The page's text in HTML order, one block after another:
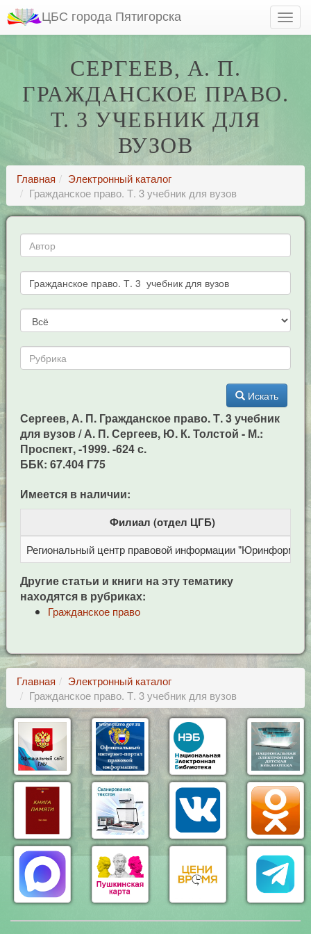
ЦБС города Пятигорска
СЕРГЕЕВ, А. П.
ГРАЖДАНСКОЕ ПРАВО.
Т. 3 УЧЕБНИК ДЛЯ
ВУЗОВ
Главная
Электронный каталог
Гражданское право. Т. 3 учебник для вузов
Искать
Сергеев, А. П. Гражданское право. Т. 3 учебник
для вузов / А. П. Сергеев, Ю. К. Толстой - М.:
Проспект, -1999. -624 с.
ББК: 67.404 Г75
Имеется в наличии:
Филиал (отдел ЦГБ)
Региональный центр правовой информации "Юринформ"
Другие статьи и книги на эту тематику
находятся в рубриках:
Гражданское право
Главная
Электронный каталог
Гражданское право. Т. 3 учебник для вузов